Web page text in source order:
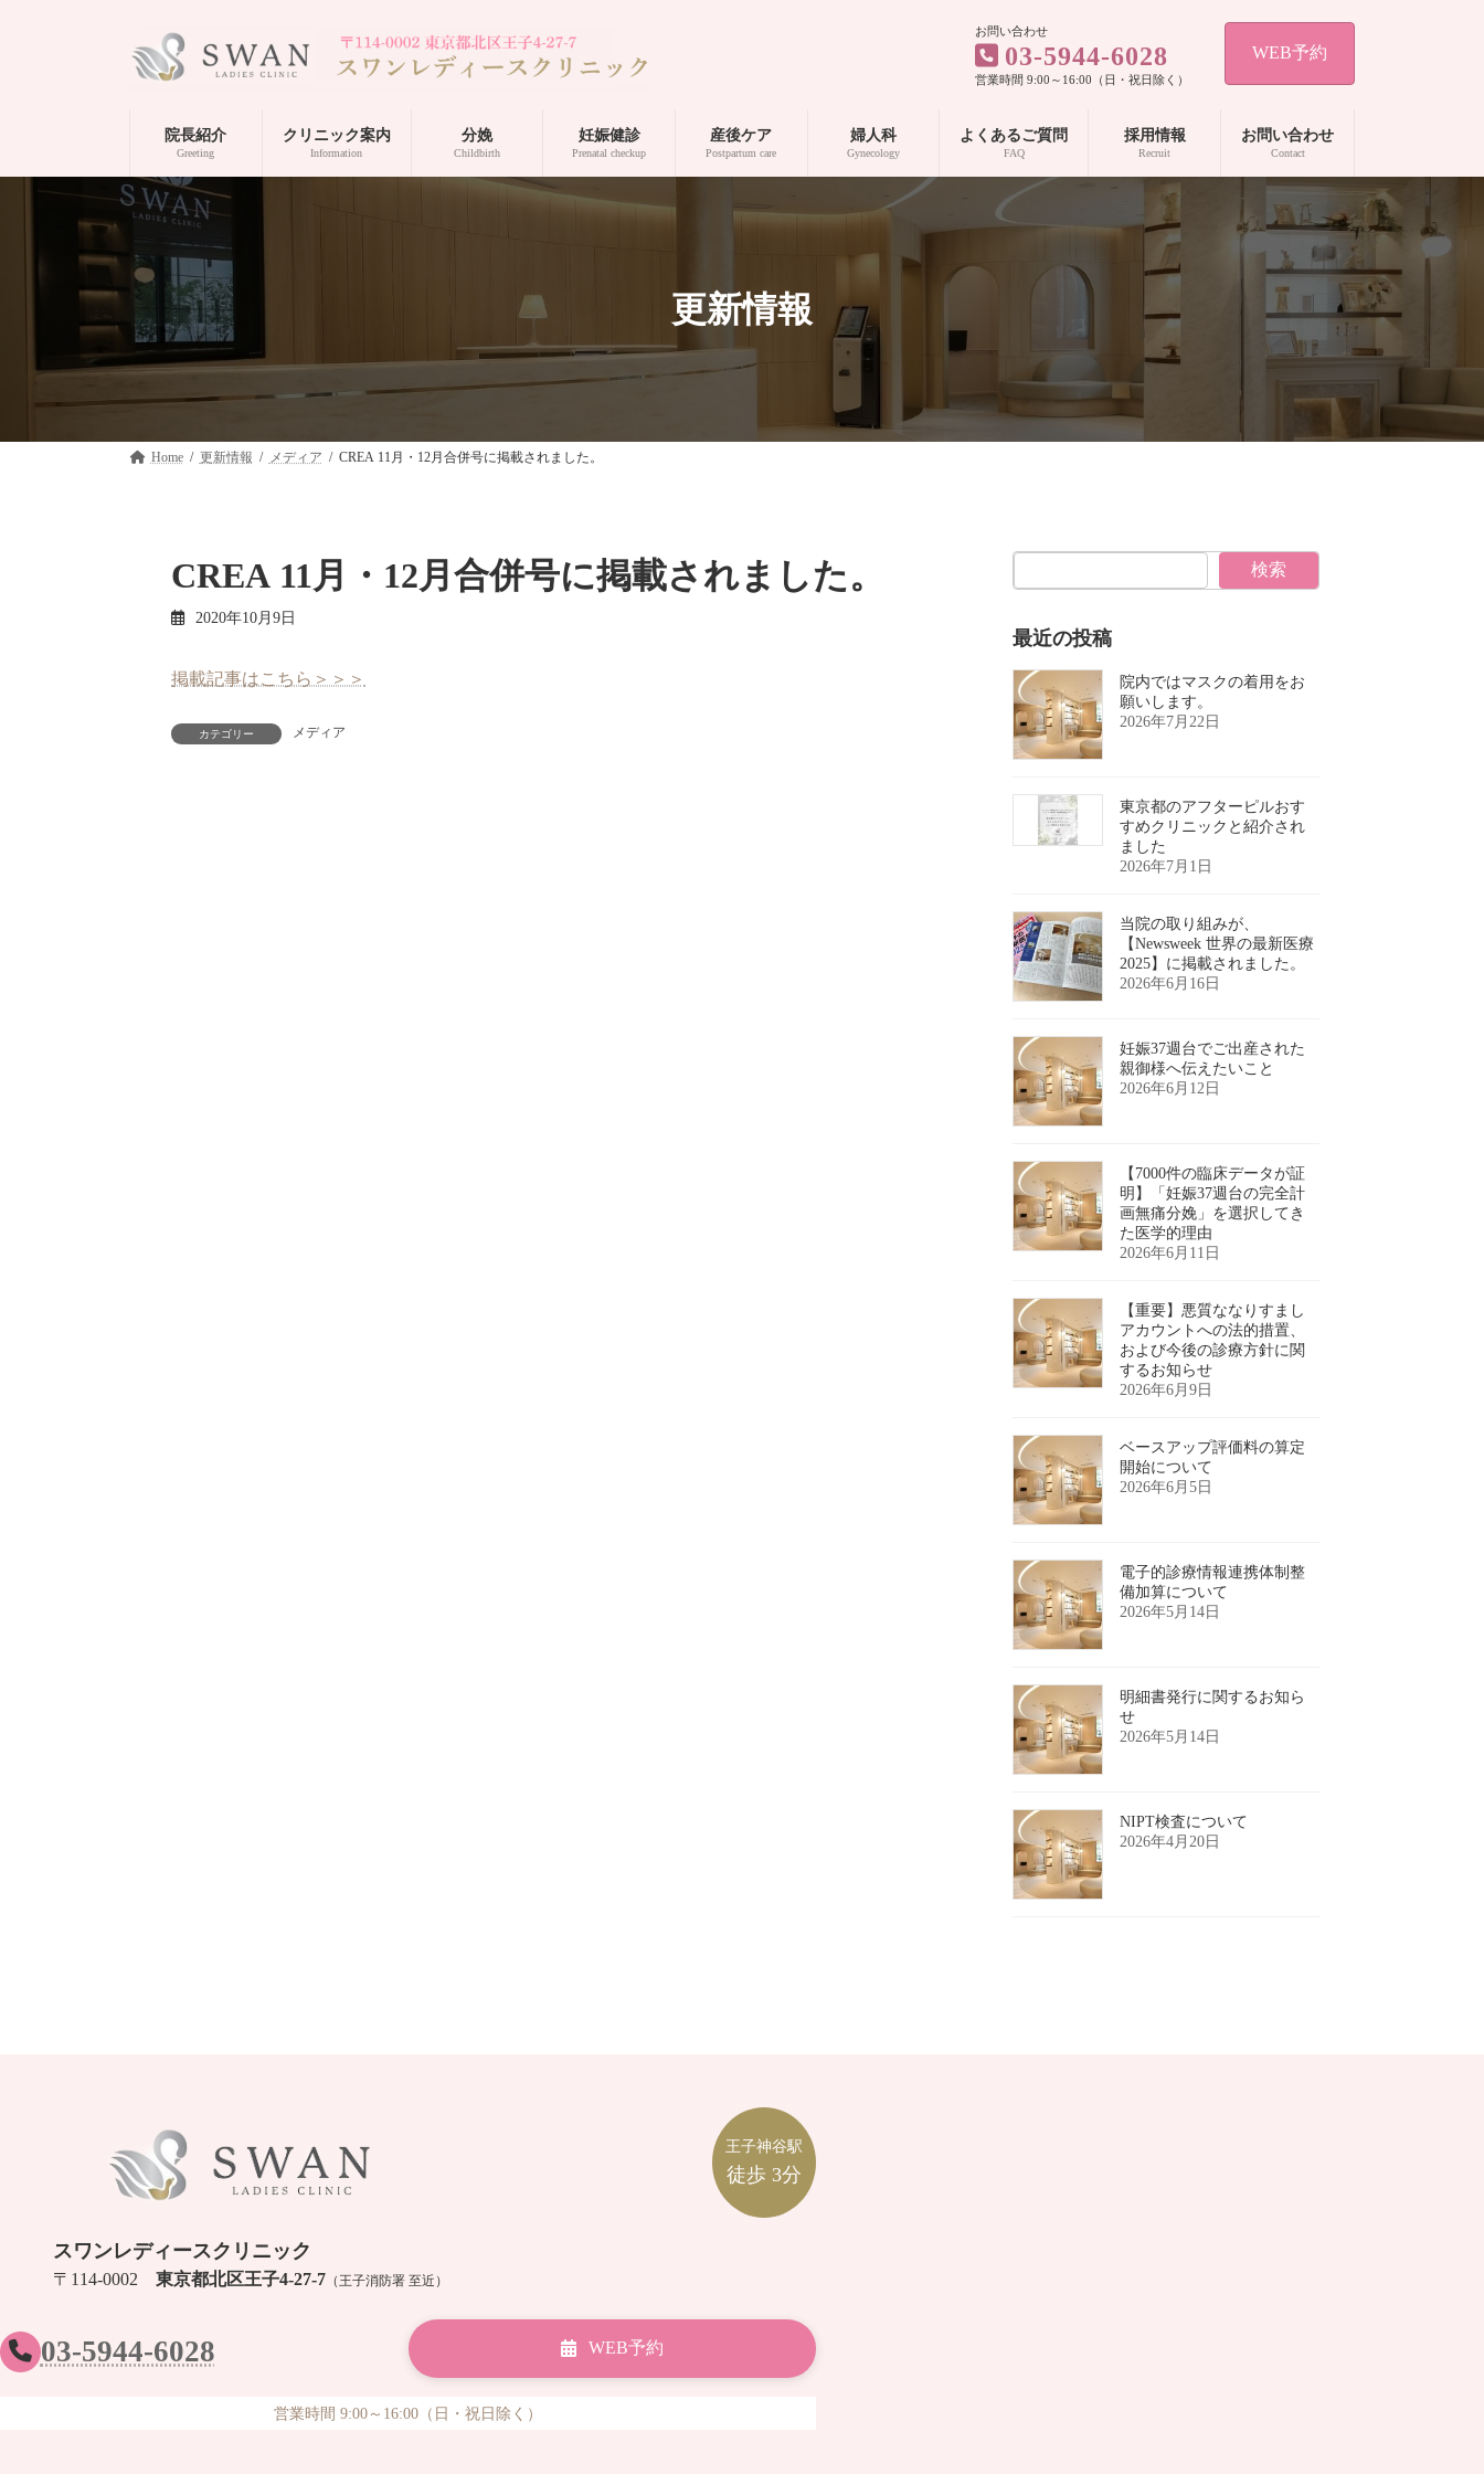
お問い合わせ
03-5944-6028
営業時間 9:00～16:00（日・祝日除く）
WEB予約
院長紹介
Greeting
クリニック案内
Information
分娩
Childbirth
妊娠健診
Prenatal checkup
産後ケア
Postpartum care
婦人科
Gynecology
よくあるご質問
FAQ
採用情報
Recruit
お問い合わせ
Contact
更新情報
Home 更新情報 メディア CREA 11月・12月合併号に掲載されました。
CREA 11月・12月合併号に掲載されました。
2020年10月9日
掲載記事はこちら＞＞＞
カテゴリー メディア
検索
最近の投稿
院内ではマスクの着用をお
願いします。
2026年7月22日
東京都のアフターピルおす
すめクリニックと紹介され
ました
2026年7月1日
当院の取り組みが、
【Newsweek 世界の最新医療
2025】に掲載されました。
2026年6月16日
妊娠37週台でご出産された
親御様へ伝えたいこと
2026年6月12日
【7000件の臨床データが証
明】「妊娠37週台の完全計
画無痛分娩」を選択してき
た医学的理由
2026年6月11日
【重要】悪質ななりすまし
アカウントへの法的措置、
および今後の診療方針に関
するお知らせ
2026年6月9日
ベースアップ評価料の算定
開始について
2026年6月5日
電子的診療情報連携体制整
備加算について
2026年5月14日
明細書発行に関するお知ら
せ
2026年5月14日
NIPT検査について
2026年4月20日
スワンレディースクリニック
〒114-0002 東京都北区王子4-27-7 （王子消防署 至近）
王子神谷駅
徒歩 3分
03-5944-6028 WEB予約
営業時間 9:00～16:00（日・祝日除く）